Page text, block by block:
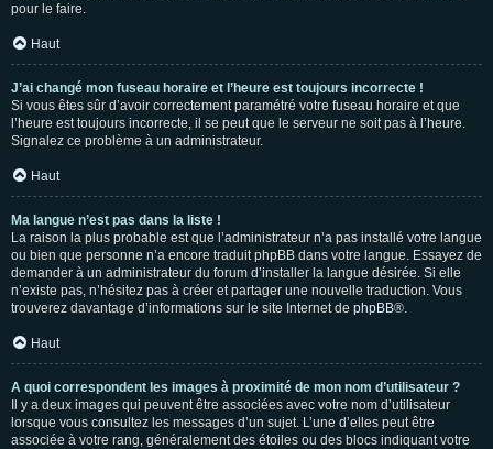
pour le faire.
Haut
J’ai changé mon fuseau horaire et l’heure est toujours incorrecte !
Si vous êtes sûr d’avoir correctement paramétré votre fuseau horaire et que
l’heure est toujours incorrecte, il se peut que le serveur ne soit pas à l’heure.
Signalez ce problème à un administrateur.
Haut
Ma langue n’est pas dans la liste !
La raison la plus probable est que l’administrateur n’a pas installé votre langue
ou bien que personne n’a encore traduit phpBB dans votre langue. Essayez de
demander à un administrateur du forum d’installer la langue désirée. Si elle
n’existe pas, n’hésitez pas à créer et partager une nouvelle traduction. Vous
trouverez davantage d’informations sur le site Internet de phpBB®.
Haut
A quoi correspondent les images à proximité de mon nom d’utilisateur ?
Il y a deux images qui peuvent être associées avec votre nom d’utilisateur
lorsque vous consultez les messages d’un sujet. L’une d’elles peut être
associée à votre rang, généralement des étoiles ou des blocs indiquant votre